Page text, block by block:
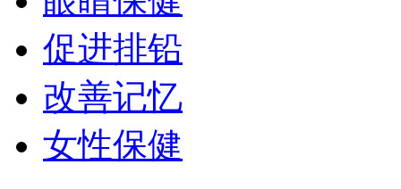
促进排铅
改善记忆
女性保健